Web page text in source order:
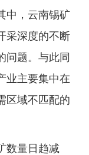
中，云南锡矿
采深度的不断
问题。与此同
业主要集中在
区域不匹配的
数量日趋减